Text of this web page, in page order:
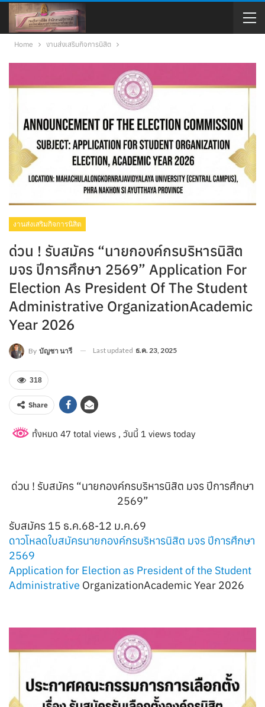
Home งานส่งเสริมกิจการนิสิต
งานส่งเสริมกิจการนิสิต
ด่วน ! รับสมัคร “นายกองค์กรบริหารนิสิต
มจร ปีการศึกษา 2569” Application For
Election As President Of The Student
Administrative OrganizationAcademic
Year 2026
By บัญชา นารี Last updated ธ.ค. 23, 2025
318
Share
ทั้งหมด 47 total views , วันนี้ 1 views today
ด่วน ! รับสมัคร “นายกองค์กรบริหารนิสิต มจร ปีการศึกษา
2569”
รับสมัคร 15 ธ.ค.68-12 ม.ค.69
ดาวโหลดใบสมัครนายกองค์กรบริหารนิสิต มจร ปีการศึกษา
2569
Application for Election as President of the Student
Administrative OrganizationAcademic Year 2026